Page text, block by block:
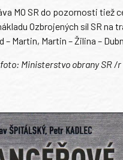
MO SR do pozornosti tiež
Ozbrojených síl SR na
– Martin, Martin – Žilina –
Ministerstvo obrany SR /r